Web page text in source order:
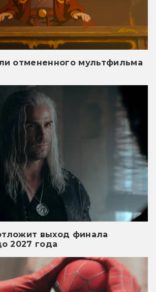
отмененного мультфильма
выход финала
2027 года